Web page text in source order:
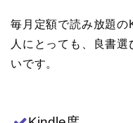
毎月定額で読み放題
人にとっても、良書
いです。